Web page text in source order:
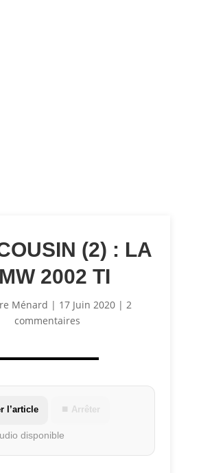
(2) : LA
2002 TI
Ménard | 17 Juin 2020| 2
commentaires
l’article ⏹ Arrêter
disponible